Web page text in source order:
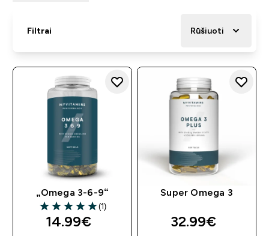
Filtrai Rūšiuoti
„Omega 3-6-9“
5 out of 5 stars
(1)
14.99€‎
Super Omega 3
32.99€‎